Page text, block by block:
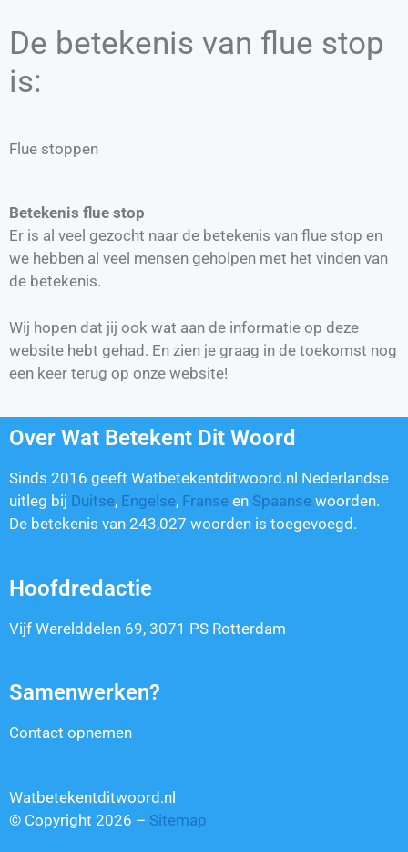
De betekenis van flue stop
is:
Flue stoppen
Betekenis flue stop
Er is al veel gezocht naar de betekenis van flue stop en
we hebben al veel mensen geholpen met het vinden van
de betekenis.
Wij hopen dat jij ook wat aan de informatie op deze
website hebt gehad. En zien je graag in de toekomst nog
een keer terug op onze website!
Over Wat Betekent Dit Woord
Sinds 2016 geeft Watbetekentditwoord.nl Nederlandse
uitleg bij Duitse, Engelse, Franse en Spaanse woorden.
De betekenis van 243,027 woorden is toegevoegd.
Hoofdredactie
Vijf Werelddelen 69, 3071 PS Rotterdam
Samenwerken?
Contact opnemen
Watbetekentditwoord.nl
© Copyright 2026 – Sitemap